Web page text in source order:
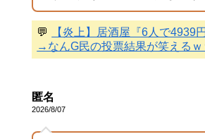
💬
【炎上】居酒屋『6人で4939
→なんG民の投票結果が笑えるｗ
匿名
2026/8/07